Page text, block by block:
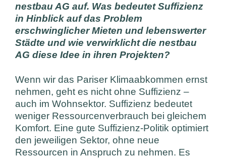
nestbau AG auf. Was bedeutet Suffizienz
in Hinblick auf das Problem
erschwinglicher Mieten und lebenswerter
Städte und wie verwirklicht die nestbau
AG diese Idee in ihren Projekten?
Wenn wir das Pariser Klimaabkommen ernst
nehmen, geht es nicht ohne Suffizienz –
auch im Wohnsektor. Suffizienz bedeutet
weniger Ressourcenverbrauch bei gleichem
Komfort. Eine gute Suffizienz-Politik optimiert
den jeweiligen Sektor, ohne neue
Ressourcen in Anspruch zu nehmen. Es